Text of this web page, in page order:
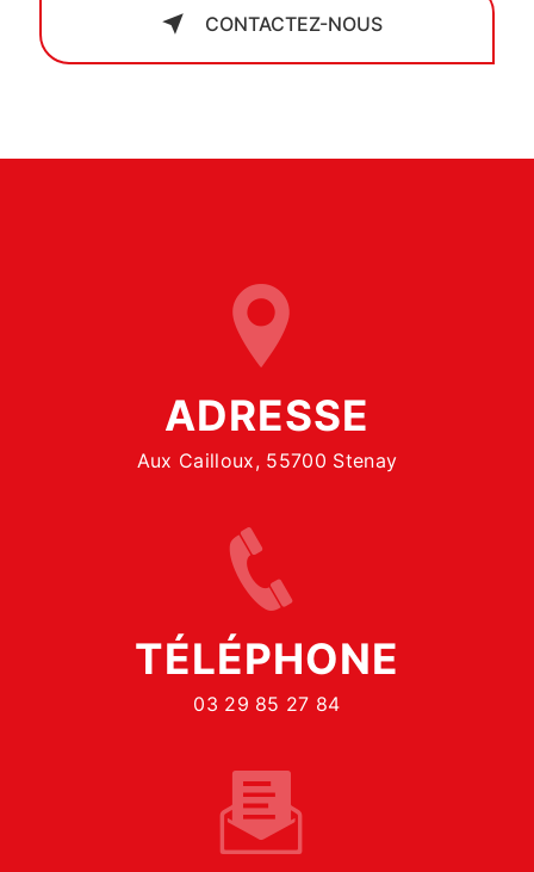
CONTACTEZ-NOUS
ADRESSE
Aux Cailloux, 55700 Stenay
TÉLÉPHONE
03 29 85 27 84